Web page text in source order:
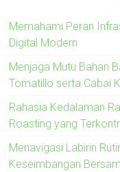
Memahami Peran
Digital Modern
Menjaga Mutu Bahan
Tomatillo serta Cabai
Rahasia Kedalaman
Roasting yang
Menavigasi Labirin
Keseimbangan